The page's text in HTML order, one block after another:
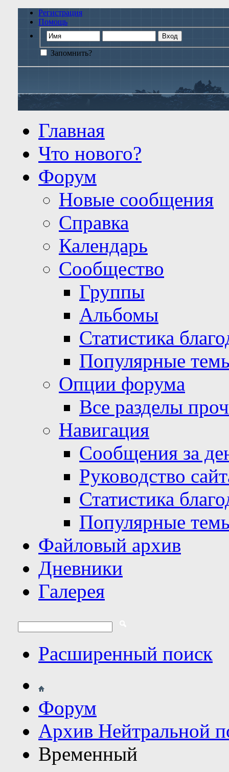
Регистрация
Помощь
Запомнить?
Главная
Что нового?
Форум
Новые сообщения
Справка
Календарь
Сообщество
Группы
Альбомы
Статистика
Популярные
Опции форума
Все разделы
Навигация
Сообщения за
Руководство
Статистика
Популярные
Файловый архив
Дневники
Галерея
Расширенный поиск
Форум
Архив Нейтральной
Временный